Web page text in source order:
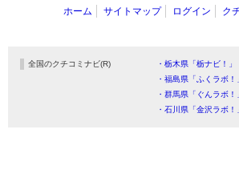
ホーム サイトマップ ログイン ク
全国のクチコミナビ(R) ・栃木県「栃ナビ！」
・福島県「ふくラボ！
・群馬県「ぐんラボ！
・石川県「金沢ラボ！